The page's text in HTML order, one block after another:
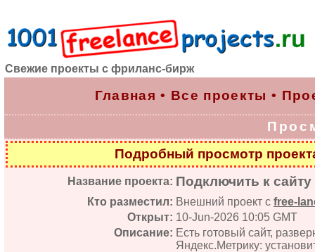
Свежие проекты с фриланс-бирж
Главная • Все проекты •
Подробный просмотр
Название проекта: Подключить к
Кто разместил: Внешний проект с free-
Открыт: 10-Jun-2026 10:05 GMT
Описание: Есть готовый сайт,
Яндекс.Метрику: